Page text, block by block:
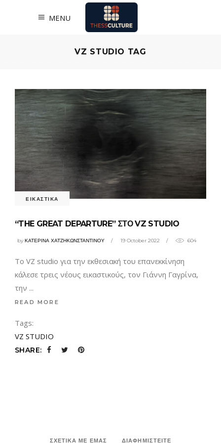
MENU
VZ STUDIO TAG
ΕΙΚΑΣΤΙΚΑ
“THE GREAT DEPARTURE” ΣΤΟ VZ STUDIO
byΚΑΤΕΡΙΝΑ ΧΑΤΖΗΚΩΝΣΤΑΝΤΙΝΟΥ 19 October 2022 604
Το VZ studio για την εκθεσιακή του επανεκκίνηση
κάλεσε τρεις νέους εικαστικούς, τον Γιάννη Γαγρίνα,
την
READ MORE
Tags:
VZ STUDIO
SHARE:
ΣΧΕΤΙΚΑ ΜΕ ΕΜΑΣ ΔΙΑΦΗΜΙΣΤΕΙΤΕ